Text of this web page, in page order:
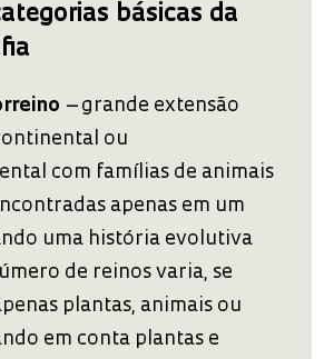
básicas da
– grande extensão
ou
com famílias de animais
apenas em um
uma história evolutiva
de reinos varia, se
plantas, animais ou
em conta plantas e